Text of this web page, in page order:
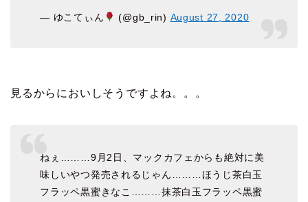
— ゆこてぃん (@gb_rin) August 27, 2020
見るからにおいしそうですよね。。。
ねぇ………9月2日、マックカフェからも絶対に美
味しいやつ発売されるじゃん………ほうじ茶白玉
フラッペ黒蜜きなこ………抹茶白玉フラッペ黒蜜